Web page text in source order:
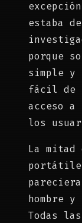
estaba
porque
simple y
fácil de
acceso
los
La mitad
hombre
Todas